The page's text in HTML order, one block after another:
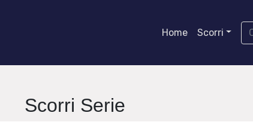
Home Scorri
Scorri Serie